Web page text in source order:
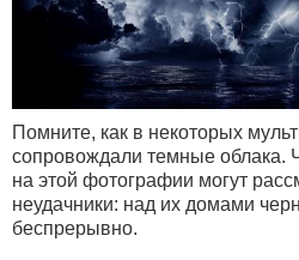
Помните, как в некоторых
сопровождали темные облака.
на этой фотографии могут
неудачники: над их домами
беспрерывно.